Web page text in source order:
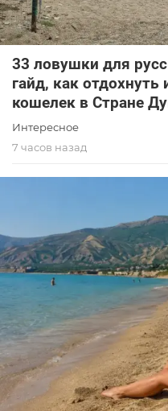
33 ловушки для
гайд, как отдохнуть
кошелек в Стране
Интересное
7 часов назад